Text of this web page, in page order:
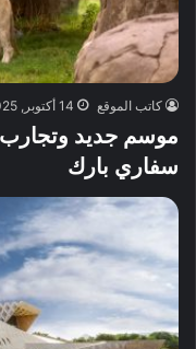
كاتب الموقع 14 أكتوبر, 2025
موسم جديد
سفاري بارك